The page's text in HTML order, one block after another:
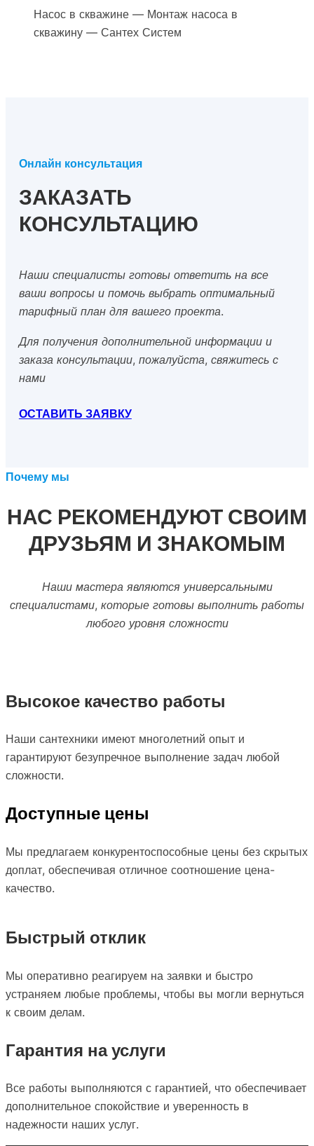
Насос в скважине — Монтаж насоса в
скважину — Сантех Систем
Онлайн консультация
ЗАКАЗАТЬ
КОНСУЛЬТАЦИЮ
Наши специалисты готовы ответить на все
ваши вопросы и помочь выбрать оптимальный
тарифный план для вашего проекта.
Для получения дополнительной информации и
заказа консультации, пожалуйста, свяжитесь с
нами
ОСТАВИТЬ ЗАЯВКУ
Почему мы
НАС РЕКОМЕНДУЮТ СВОИМ
ДРУЗЬЯМ И ЗНАКОМЫМ
Наши мастера являются универсальными
специалистами, которые готовы выполнить работы
любого уровня сложности
Высокое качество работы
Наши сантехники имеют многолетний опыт и
гарантируют безупречное выполнение задач любой
сложности.
Доступные цены
Мы предлагаем конкурентоспособные цены без скрытых
доплат, обеспечивая отличное соотношение цена-
качество.
Быстрый отклик
Мы оперативно реагируем на заявки и быстро
устраняем любые проблемы, чтобы вы могли вернуться
к своим делам.
Гарантия на услуги
Все работы выполняются с гарантией, что обеспечивает
дополнительное спокойствие и уверенность в
надежности наших услуг.